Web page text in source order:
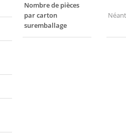
Nombre de pièces
par carton
suremballage
Néant